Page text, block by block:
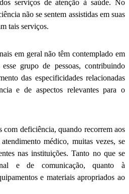
serviços de atenção à saúde. No
não se sentem assistidas em suas
tais serviços.
em geral não têm contemplado em
grupo de pessoas, contribuindo
das especificidades relacionadas
e de aspectos relevantes para o
com deficiência, quando recorrem aos
médico, muitas vezes, se
nas instituições. Tanto no que se
e de comunicação, quanto à
e materiais apropriados ao